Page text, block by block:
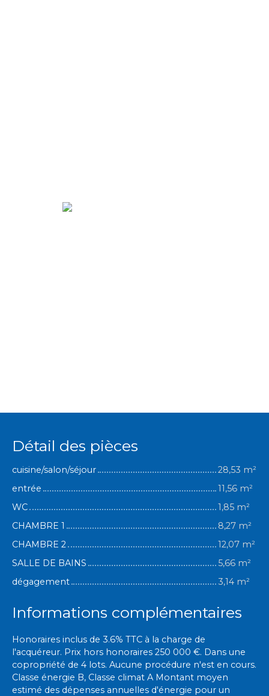
Détail des pièces
cuisine/salon/séjour
28,53 m²
entrée
11,56 m²
WC
1,85 m²
CHAMBRE 1
8,27 m²
CHAMBRE 2
12,07 m²
SALLE DE BAINS
5,66 m²
dégagement
3,14 m²
Informations complémentaires
Honoraires inclus de 3.6% TTC à la charge de
l'acquéreur. Prix hors honoraires 250 000 €. Dans une
copropriété de 4 lots. Aucune procédure n'est en cours.
Classe énergie B, Classe climat A Montant moyen
estimé des dépenses annuelles d'énergie pour un